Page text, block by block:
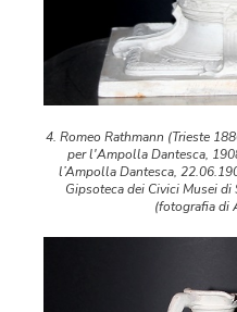
4. Romeo Rathmann (Trieste
per l'Ampolla Dantesca,
l’Ampolla Dantesca,
Gipsoteca dei Civici Musei
(fotografia di